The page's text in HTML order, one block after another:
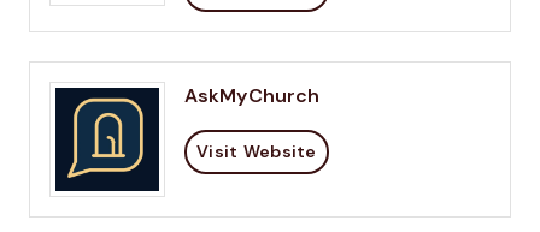
AskMyChurch
Visit Website